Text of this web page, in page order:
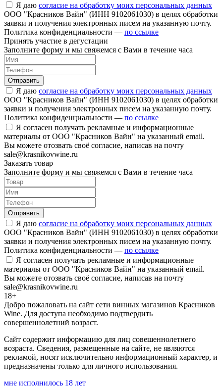
Я даю согласие на обработку моих персональных данных
ООО "Красников Вайн" (ИНН 9102061030) в целях обработки
заявки и получения электронных писем на указанную почту.
Политика конфиденциальности — по ссылке
Принять участие в дегустации
Заполните форму и мы свяжемся с Вами в течение часа
Отправить
Я даю согласие на обработку моих персональных данных
ООО "Красников Вайн" (ИНН 9102061030) в целях обработки
заявки и получения электронных писем на указанную почту.
Политика конфиденциальности — по ссылке
Я согласен получать рекламные и информационные
материалы от ООО "Красников Вайн" на указанный email.
Вы можете отозвать своё согласие, написав на почту
sale@krasnikovwine.ru
Заказать товар
Заполните форму и мы свяжемся с Вами в течение часа
Отправить
Я даю согласие на обработку моих персональных данных
ООО "Красников Вайн" (ИНН 9102061030) в целях обработки
заявки и получения электронных писем на указанную почту.
Политика конфиденциальности — по ссылке
Я согласен получать рекламные и информационные
материалы от ООО "Красников Вайн" на указанный email.
Вы можете отозвать своё согласие, написав на почту
sale@krasnikovwine.ru
18+
Добро пожаловать на сайт сети винных магазинов Красников
Wine. Для доступа необходимо подтвердить
совершеннолетний возраст.
Сайт содержит информацию для лиц совешеннолетнего
возраста. Сведения, размещенные на сайте, не являются
рекламой, носят исключительно информационный характер, и
предназначены только для личного использования.
мне исполнилось 18 лет